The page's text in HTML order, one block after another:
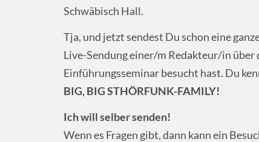
Schwäbisch Hall.
Tja, und jetzt sendest Du schon eine
Live-Sendung einer/m Redakteur/in über
Einführungsseminar besucht hast. Du
BIG, BIG STHÖRFUNK-FAMILY!
Ich will selber senden!
Wenn es Fragen gibt, dann kann ein